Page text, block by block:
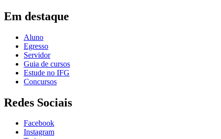
Em destaque
Aluno
Egresso
Servidor
Guia de cursos
Estude no IFG
Concursos
Redes Sociais
Facebook
Instagram